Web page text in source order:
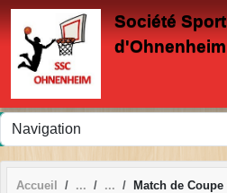
Société
d'Ohnenheim
Accueil Match de
Panneau de gestion des cookies